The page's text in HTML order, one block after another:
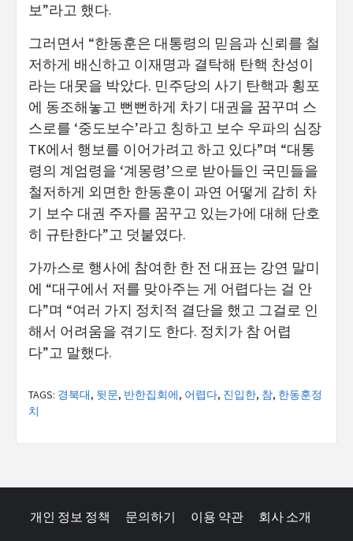
보”라고 했다.
그러면서 “한동훈은 대통령의 믿음과 신뢰를 철
저하게 배신하고 이재명과 결탁해 탄핵 찬성이
라는 대못을 박았다. 민주당의 사기 탄핵과 횡포
에 동조해놓고 뻔뻔하게 차기 대권을 꿈꾸며 스
스로를 ‘중도보수’라고 칭하고 보수 우파의 심장
TK에서 행보를 이어가려고 하고 있다”며 “대통
령의 계엄령을 ‘계몽령’으로 받아들인 국민들을
철저하게 외면한 한동훈이 과연 어떻게 감히 차
기 보수 대권 주자를 꿈꾸고 있는가에 대해 단호
히 규탄한다”고 덧붙였다.
가까스로 행사에 참여한 한 전 대표는 강연 말미
에 “대구에서 저를 맞아주는 게 어렵다는 걸 안
다”며 “여러 가지 정치적 결단을 했고 그걸로 인
해서 어려움을 겪기도 한다. 정치가 참 어렵
다”고 말했다.
TAGS: 경북대, 뒷문, 반한집회에, 어렵다, 진입한, 참, 한동훈정
치
개인 정보 정책 문의하기 이용 약관 회사 소개